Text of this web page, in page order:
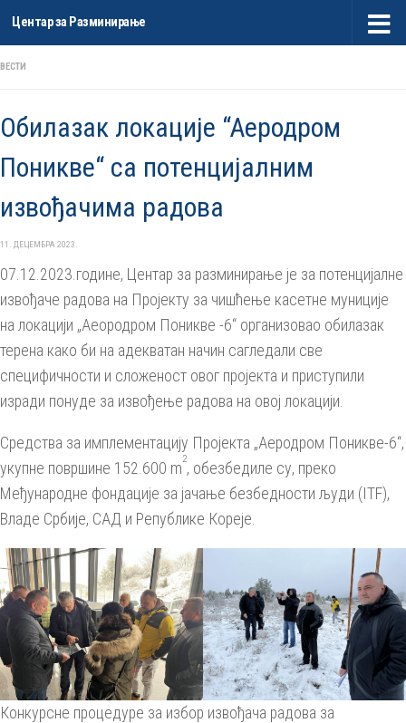
Skip to content
Центар за Разминирање
ВЕСТИ
Обилазак локацијe “Aeродром
Поникве“ са потенцијалним
извођачима радова
11. ДЕЦЕМБРА 2023.
07.12.2023.године, Центар за разминирање је за потенцијалне
извођаче радова на Пројекту за чишћење касетне муниције
на локацији „Аеородром Поникве -6“ организовао обилазак
терена како би на адекватан начин сагледали све
специфичности и сложеност овог пројекта и приступили
изради понуде за извођење радова на овој локацији.
Средства за имплементацију Пројекта „Аеродром Поникве-6“,
укупне површине 152.600 m2, обезбедиле су, преко
Међународне фондације за јачање безбедности људи (ITF),
Владе Србије, САД и Републике Кореје.
Конкурсне процедуре за избор извођача радова за